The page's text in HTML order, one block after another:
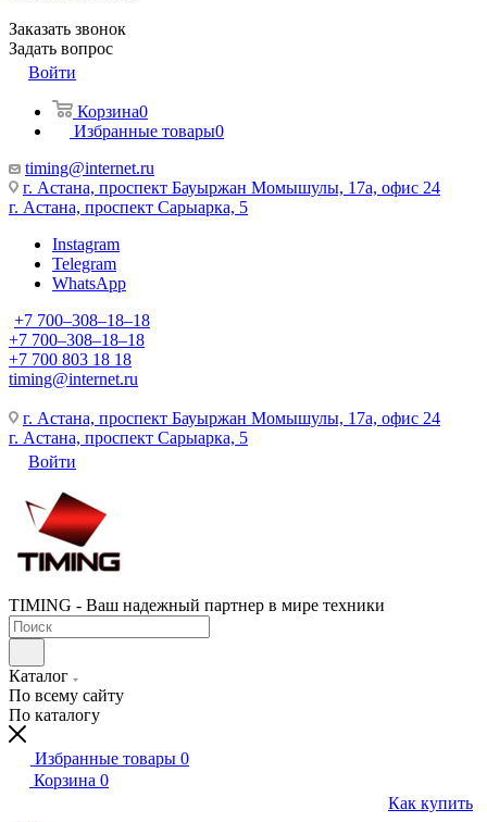
Заказать звонок
Задать вопрос
Войти
Корзина0
Избранные товары0
timing@internet.ru
г. Астана, проспект Бауыржан Момышулы, 17а, офис 24
г. Астана, проспект Сарыарка, 5
Instagram
Telegram
WhatsApp
+7 700‒308‒18‒18
+7 700‒308‒18‒18
+7 700 803 18 18
timing@internet.ru
г. Астана, проспект Бауыржан Момышулы, 17а, офис 24
г. Астана, проспект Сарыарка, 5
Войти
TIMING - Ваш надежный партнер в мире техники
Каталог
По всему сайту
По каталогу
Избранные товары 0
Корзина 0
Как купить